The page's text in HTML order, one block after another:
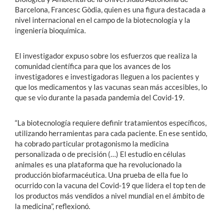
Barcelona, Francesc Gòdia, quien es una figura destacada a
nivel internacional en el campo de la biotecnología y la
ingeniería bioquímica.
El investigador expuso sobre los esfuerzos que realiza la
comunidad científica para que los avances de los
investigadores e investigadoras lleguen a los pacientes y
que los medicamentos y las vacunas sean más accesibles, lo
que se vio durante la pasada pandemia del Covid-19.
“La biotecnología requiere definir tratamientos específicos,
utilizando herramientas para cada paciente. En ese sentido,
ha cobrado particular protagonismo la medicina
personalizada o de precisión (…) El estudio en células
animales es una plataforma que ha revolucionado la
producción biofarmacéutica. Una prueba de ella fue lo
ocurrido con la vacuna del Covid-19 que lidera el top ten de
los productos más vendidos a nivel mundial en el ámbito de
la medicina”, reflexionó.